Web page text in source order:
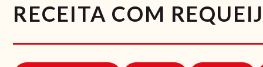
RECEITA COM